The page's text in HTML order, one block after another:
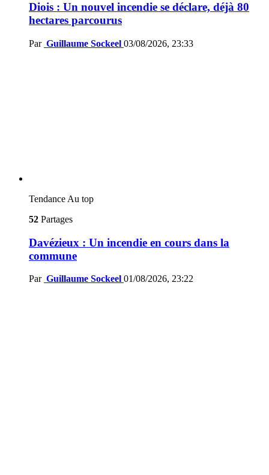
Diois : Un nouvel incendie se déclare, déjà 80
hectares parcourus
Par Guillaume Sockeel 03/08/2026, 23:33
Tendance Au top
52 Partages
Davézieux : Un incendie en cours dans la
commune
Par Guillaume Sockeel 01/08/2026, 23:22